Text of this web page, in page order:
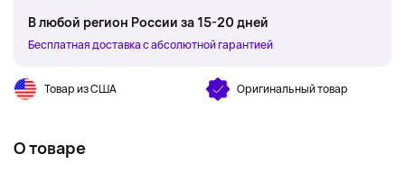
В любой регион России за 15-20 дней
Бесплатная доставка с абсолютной гарантией
Товар из США Оригинальный товар
О товаре